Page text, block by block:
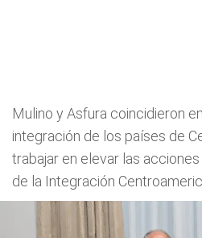
Mulino y Asfura coincidieron
integración de los países de
trabajar en elevar las
de la Integración